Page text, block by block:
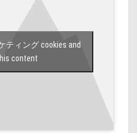
ティング cookies and
content